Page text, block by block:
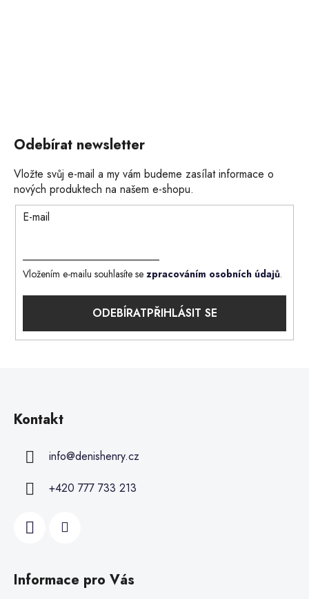
Odebírat newsletter
Vložte svůj e-mail a my vám budeme zasílat informace o
nových produktech na našem e-shopu.
E-mail
Vložením e-mailu souhlasíte se zpracováním osobních údajů.
PŘIHLÁSIT SE
Kontakt
info@denishenry.cz
+420 777 733 213
Informace pro Vás